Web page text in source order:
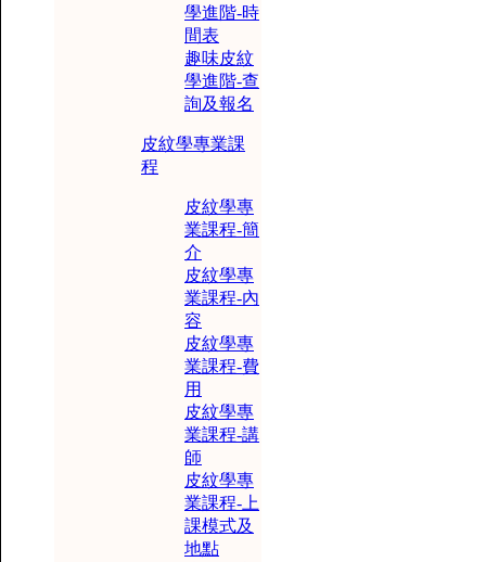
學進階-時
間表
趣味皮紋
學進階-查
詢及報名
皮紋學專業課
程
皮紋學專
業課程-簡
介
皮紋學專
業課程-內
容
皮紋學專
業課程-費
用
皮紋學專
業課程-講
師
皮紋學專
業課程-上
課模式及
地點